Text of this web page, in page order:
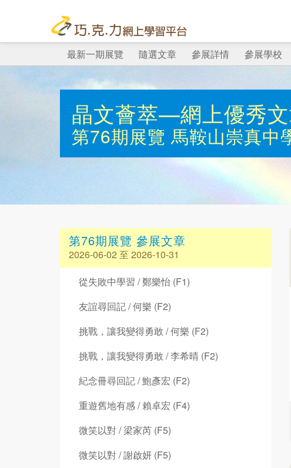
最新一期展覽 隨選文章 參展詳情 參展學校
晶文薈萃—網上優秀
第76期展覽 馬鞍山崇真中
第76期展覽 參展文章
2026-06-02 至 2026-10-31
從失敗中學習 / 鄭樂怡 (F1)
友誼尋回記 / 何樂 (F2)
挑戰，讓我變得勇敢 / 何樂 (F2)
挑戰，讓我變得勇敢 / 李希晴 (F2)
紀念冊尋回記 / 鮑彥宏 (F2)
重遊舊地有感 / 賴卓宏 (F4)
微笑以對 / 梁家芮 (F5)
微笑以對 / 謝啟妍 (F5)